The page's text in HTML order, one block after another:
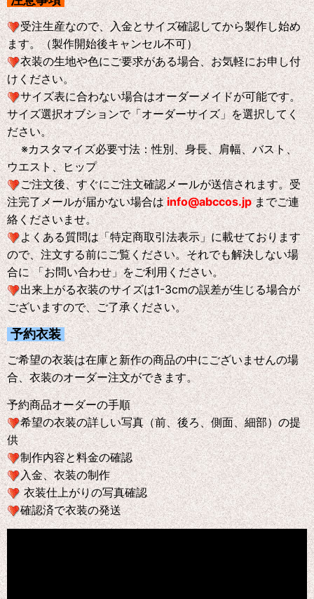
受注生産なので、入金とサイズ確認してから製作し始め
ます。（製作開始後キャンセル不可）
衣装の生地や色にご要求がある場合、お気軽にお申し付
けください。
サイズ表に合わない場合はオーダーメイドが可能です。
サイズ選択オブションで「オーダーサイズ」を選択してく
ださい。
※カスタマイズ必要寸法：性別、身長、肩幅、バスト、
ウエスト、ヒップ
ご注文後、すぐにご注文確認メールが送信されます。受
注完了メールが届かない場合はinfo@abccos.jp までご連
絡くださいませ。
よくある質問は「特定商取引法表示」に載せております
ので、注文する前にご覧ください。それでも解決しない場
合に 「お問い合わせ」をご利用ください。
出来上がる衣装のサイズは1-3cmの誤差が生じる場合が
ございますので、ご了承ください。
予約衣装
ご希望の衣装は在庫と新作の商品の中にございませんの場
合、衣装のオーダー注文ができます。
予約商品オーダーの手順
希望の衣装の詳しい写真（前、後ろ、側面、細部）の提
供
制作内容と料金の確認
入金、衣装の制作
衣装仕上がりの写真確認
確認済で衣装の発送